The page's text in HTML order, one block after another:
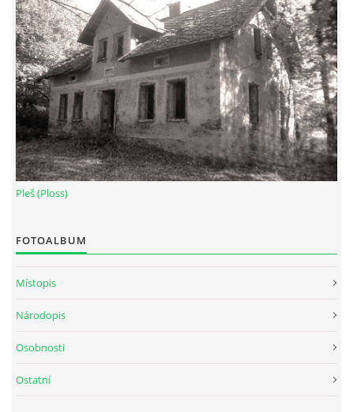
Pleš (Ploss)
FOTOALBUM
Místopis
Národopis
Osobnosti
Ostatní